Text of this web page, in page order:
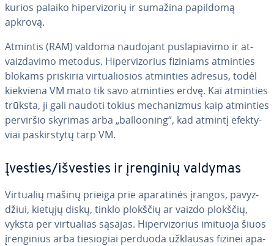
kurios palaiko hi­per­vi­zo­rių ir sumažina papildomą
apkrovą.
Atmintis (RAM) valdoma naudojant pus­la­pia­vi­mo ir at­
vaiz­da­vi­mo metodus. Hi­per­vi­zo­rius fiziniams atminties
blokams priskiria vir­tu­a­lio­sios atminties adresus, todėl
kiekviena VM mato tik savo atminties erdvę. Kai atminties
trūksta, ji gali naudoti tokius me­cha­niz­mus kaip atminties
perviršio skyrimas arba „bal­lo­oning“, kad atmintį efek­ty­
viai pa­skirs­ty­tų tarp VM.
Įvesties/išvesties ir įrenginių valdymas
Virtualių mašinų prieiga prie apa­ra­ti­nės įrangos, pa­vyz­
džiui, kietųjų diskų, tinklo plokščių ar vaizdo plokščių,
vyksta per vir­tu­alias sąsajas. Hi­per­vi­zo­rius imituoja šiuos
įren­gi­nius arba tie­sio­giai perduoda užklausas fizinei apa­